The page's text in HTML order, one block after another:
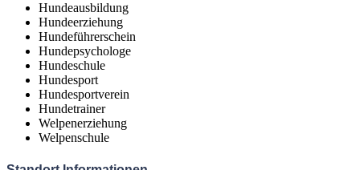
Hundeausbildung
Hundeerziehung
Hundeführerschein
Hundepsychologe
Hundeschule
Hundesport
Hundesportverein
Hundetrainer
Welpenerziehung
Welpenschule